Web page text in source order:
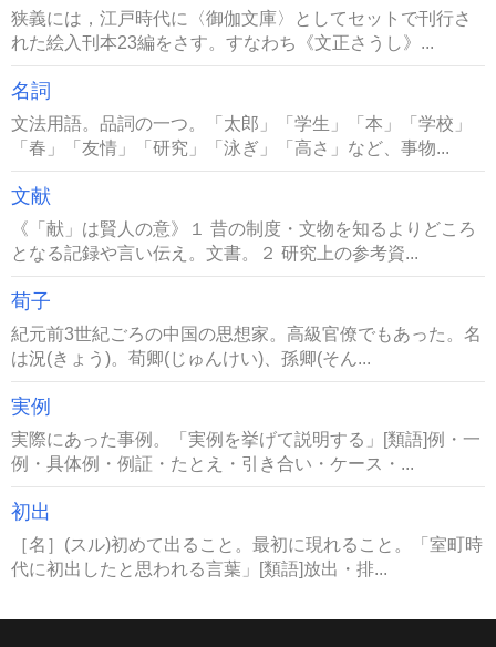
狭義には，江戸時代に〈御伽文庫〉としてセットで刊行さ
れた絵入刊本23編をさす。すなわち《文正さうし》...
名詞
文法用語。品詞の一つ。「太郎」「学生」「本」「学校」
「春」「友情」「研究」「泳ぎ」「高さ」など、事物...
文献
《「献」は賢人の意》１ 昔の制度・文物を知るよりどころ
となる記録や言い伝え。文書。２ 研究上の参考資...
荀子
紀元前3世紀ごろの中国の思想家。高級官僚でもあった。名
は況(きょう)。荀卿(じゅんけい)、孫卿(そん...
実例
実際にあった事例。「実例を挙げて説明する」[類語]例・一
例・具体例・例証・たとえ・引き合い・ケース・...
初出
［名］(スル)初めて出ること。最初に現れること。「室町時
代に初出したと思われる言葉」[類語]放出・排...